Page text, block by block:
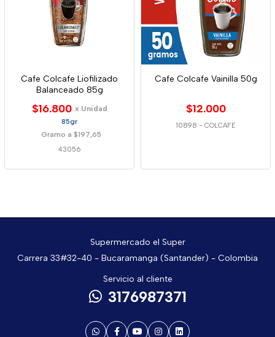
Cafe Colcafe Liofilizado
Balanceado 85g
$16.800 x Unidad
85gr
Gramo a $197,65
43056
Cafe Colcafe Vainilla 50g
$12.000
10898 - COLCAFE
Supermercado el Super
Carrera 33#32-40 - Bucaramanga (Santander) - Colombia
Servicio al cliente
3176987371